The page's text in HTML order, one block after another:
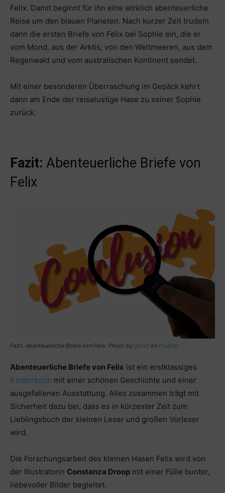
Felix. Damit beginnt für ihn eine wirklich abenteuerliche
Reise um den blauen Planeten. Nach kurzer Zeit trudeln
dann die ersten Briefe von Felix bei Sophie ein, die er
vom Mond, aus der Arktis, von den Weltmeeren, aus dem
Regenwald und vom australischen Kontinent sendet.
Mit einer besonderen Überraschung im Gepäck kehrt
dann am Ende der reiselustige Hase zu seiner Sophie
zurück.
Fazit: Abenteuerliche Briefe von
Felix
Fazit. Abenteuerliche Briefe von Felix: Photo by geralt on Pixabay
Abenteuerliche Briefe von Felix ist ein erstklassiges
Kinderbuch mit einer schönen Geschichte und einer
ausgefallenen Ausstattung. Alles zusammen trägt mit
Sicherheit dazu bei, dass es in kürzester Zeit zum
Lieblingsbuch der kleinen Leser und großen Vorleser
wird.
Die Forschungsarbeit des kleinen Hasen Felix wird von
der Illustratorin Constanza Droop mit einer Fülle bunter,
liebevoller Bilder begleitet.